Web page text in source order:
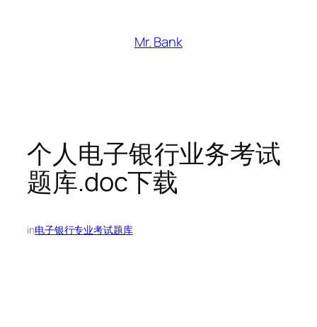
Mr. Bank
个人电子银行业务考试
题库.doc下载
in电子银行专业考试题库